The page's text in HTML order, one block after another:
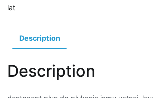
lat
Description
Description